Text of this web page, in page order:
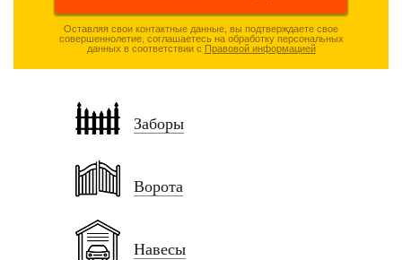
Оставляя свои контактные данные, вы подтверждаете свое
совершеннолетие, соглашаетесь на обработку персональных
данных в соответствии с Правовой информацией
Заборы
Ворота
Навесы